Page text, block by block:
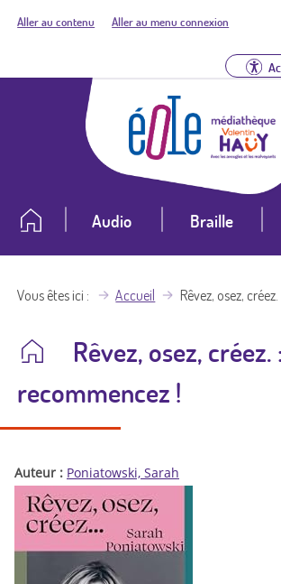
Aller au contenu Aller au menu connexion
Audio Braille
Vous êtes ici Accueil Rêvez, osez,
Rêvez, osez, créez.
recommencez !
Auteur : Poniatowski, Sarah